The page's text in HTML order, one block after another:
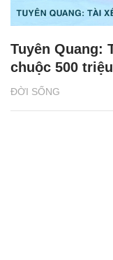
ĐỜI SỐNG
Tuyên Quang:
chuộc 500